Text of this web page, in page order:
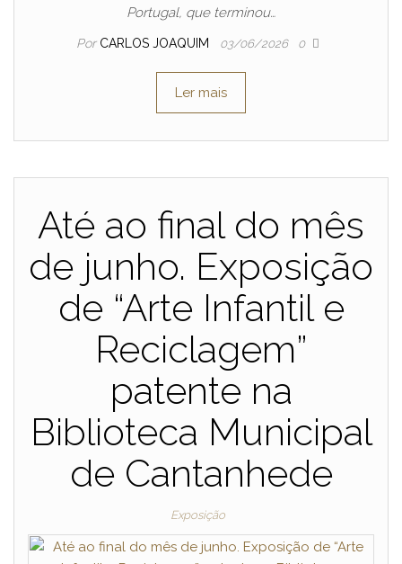
Portugal, que terminou…
Por CARLOS JOAQUIM 03/06/2026 0
Ler mais
Até ao final do mês
de junho. Exposição
de “Arte Infantil e
Reciclagem”
patente na
Biblioteca Municipal
de Cantanhede
Exposição